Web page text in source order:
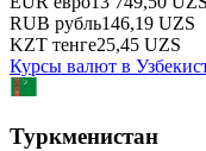
RUB рубль146,19 UZS
KZT тенге25,45 UZS
Курсы валют в
Туркменистан